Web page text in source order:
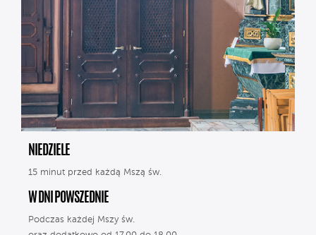
NIEDZIELE
15 minut przed każdą Mszą św.
W DNI POWSZEDNIE
Podczas każdej Mszy św.